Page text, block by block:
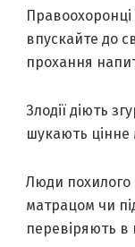
впускайте до
прохання
Злодії діють
шукають цінне
Люди похилого
матрацом чи
перевіряють в